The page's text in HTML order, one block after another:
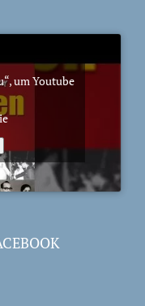
um Youtube